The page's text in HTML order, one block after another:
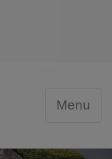
Menu